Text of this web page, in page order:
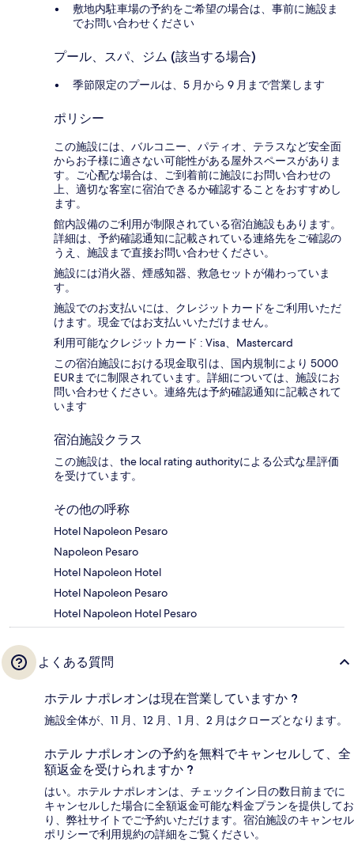
敷地内駐車場の予約をご希望の場合は、事前に施設ま
でお問い合わせください
プール、スパ、ジム (該当する場合)
季節限定のプールは、5 月から 9 月まで営業します
ポリシー
この施設には、バルコニー、パティオ、テラスなど安全面
からお子様に適さない可能性がある屋外スペースがありま
す。ご心配な場合は、ご到着前に施設にお問い合わせの
上、適切な客室に宿泊できるか確認することをおすすめし
ます。
館内設備のご利用が制限されている宿泊施設もあります。
詳細は、予約確認通知に記載されている連絡先をご確認の
うえ、施設まで直接お問い合わせください。
施設には消火器、煙感知器、救急セットが備わっていま
す。
施設でのお支払いには、クレジットカードをご利用いただ
けます。現金ではお支払いいただけません。
利用可能なクレジットカード : Visa、Mastercard
この宿泊施設における現金取引は、国内規制により 5000
EURまでに制限されています。詳細については、施設にお
問い合わせください。連絡先は予約確認通知に記載されて
います
宿泊施設クラス
この施設は、the local rating authorityによる公式な星評価
を受けています。
その他の呼称
Hotel Napoleon Pesaro
Napoleon Pesaro
Hotel Napoleon Hotel
Hotel Napoleon Pesaro
Hotel Napoleon Hotel Pesaro
よくある質問
ホテル ナポレオンは現在営業していますか ?
施設全体が、11 月、12 月、1 月、2 月はクローズとなります。
ホテル ナポレオンの予約を無料でキャンセルして、全
額返金を受けられますか ?
はい。ホテル ナポレオンは、チェックイン日の数日前までに
キャンセルした場合に全額返金可能な料金プランを提供してお
り、弊社サイトでご予約いただけます。宿泊施設のキャンセル
ポリシーで利用規約の詳細をご覧ください。